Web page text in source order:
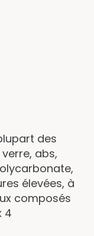
des
abs,
élevées, à
composés
4